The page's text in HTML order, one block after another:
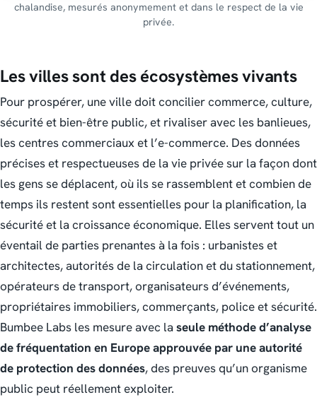
chalandise, mesurés anonymement et dans le respect de la vie
privée.
Les villes sont des écosystèmes vivants
Pour prospérer, une ville doit concilier commerce, culture,
sécurité et bien-être public, et rivaliser avec les banlieues,
les centres commerciaux et l’e-commerce. Des données
précises et respectueuses de la vie privée sur la façon dont
les gens se déplacent, où ils se rassemblent et combien de
temps ils restent sont essentielles pour la planification, la
sécurité et la croissance économique. Elles servent tout un
éventail de parties prenantes à la fois : urbanistes et
architectes, autorités de la circulation et du stationnement,
opérateurs de transport, organisateurs d’événements,
propriétaires immobiliers, commerçants, police et sécurité.
Bumbee Labs les mesure avec laseule méthode d’analyse
de fréquentation en Europe approuvée par une autorité
de protection des données, des preuves qu’un organisme
public peut réellement exploiter.